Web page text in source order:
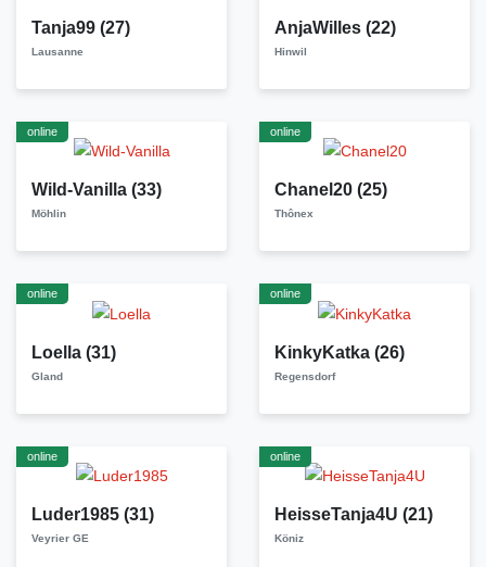
Tanja99 (27)
Lausanne
AnjaWilles (22)
Hinwil
online
Wild-Vanilla (33)
Möhlin
online
Chanel20 (25)
Thônex
online
Loella (31)
Gland
online
KinkyKatka (26)
Regensdorf
online
Luder1985 (31)
Veyrier GE
online
HeisseTanja4U (21)
Köniz